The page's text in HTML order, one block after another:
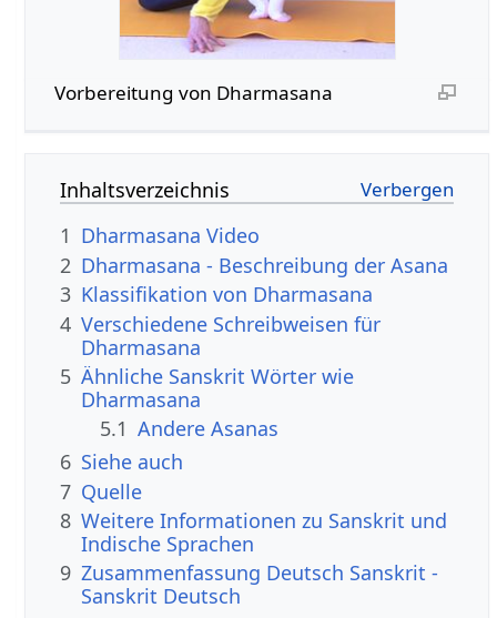
Vorbereitung von Dharmasana
Inhaltsverzeichnis
1 Dharmasana Video
2 Dharmasana - Beschreibung der Asana
3 Klassifikation von Dharmasana
4 Verschiedene Schreibweisen für
Dharmasana
5 Ähnliche Sanskrit Wörter wie
Dharmasana
5.1 Andere Asanas
6 Siehe auch
7 Quelle
8 Weitere Informationen zu Sanskrit und
Indische Sprachen
9 Zusammenfassung Deutsch Sanskrit -
Sanskrit Deutsch